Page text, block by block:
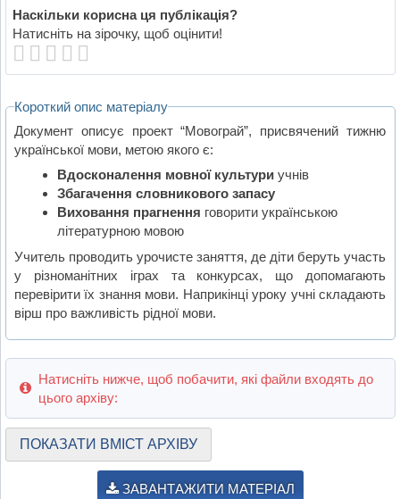
Наскільки корисна ця публікація?
Натисніть на зірочку, щоб оцінити!
Короткий опис матеріалу
Документ описує проект “Мовограй”, присвячений тижню
української мови, метою якого є:
Вдосконалення мовної культуриучнів
Збагачення словникового запасу
Виховання прагнення говорити українською
літературною мовою
Учитель проводить урочисте заняття, де діти беруть участь
у різноманітних іграх та конкурсах, що допомагають
перевірити їх знання мови. Наприкінці уроку учні складають
вірш про важливість рідної мови.
Натисніть нижче, щоб побачити, які файли входять до
цього архіву:
ПОКАЗАТИ ВМІСТ АРХІВУ
ЗАВАНТАЖИТИ МАТЕРІАЛ